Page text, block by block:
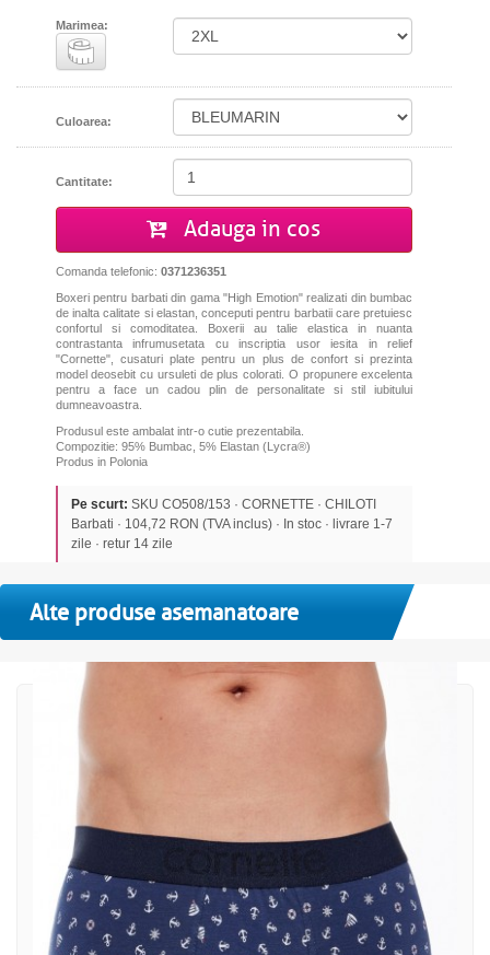
Marimea:
Culoarea:
Cantitate:
Adauga in cos
Comanda telefonic: 0371236351
Boxeri pentru barbati din gama "High Emotion" realizati din bumbac
de inalta calitate si elastan, conceputi pentru barbatii care pretuiesc
confortul si comoditatea. Boxerii au talie elastica in nuanta
contrastanta infrumusetata cu inscriptia usor iesita in relief
"Cornette", cusaturi plate pentru un plus de confort si prezinta
model deosebit cu ursuleti de plus colorati. O propunere excelenta
pentru a face un cadou plin de personalitate si stil iubitului
dumneavoastra.
Produsul este ambalat intr-o cutie prezentabila.
Compozitie: 95% Bumbac, 5% Elastan (Lycra®)
Produs in Polonia
Pe scurt: SKU CO508/153 · CORNETTE · CHILOTI
Barbati · 104,72 RON (TVA inclus) · In stoc · livrare 1-7
zile · retur 14 zile
Alte produse asemanatoare